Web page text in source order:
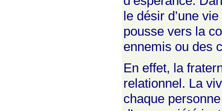
le désir d’une
pousse vers la
ennemis ou des
En effet, la
relationnel. La
chaque